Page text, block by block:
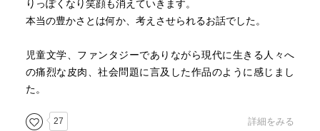
りっぽくなり笑顔も消えていきます。
本当の豊かさとは何か、考えさせられるお話でした。
児童文学、ファンタジーでありながら現代に生きる人々へ
の痛烈な皮肉、社会問題に言及した作品のように感じまし
た。
27 詳細をみる